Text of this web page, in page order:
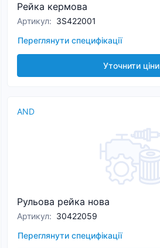
Рейка кермова
Артикул: 3S422001
Переглянути специфікації
Уточнити ціни
AND
Рульова рейка нова
Артикул: 30422059
Переглянути специфікації